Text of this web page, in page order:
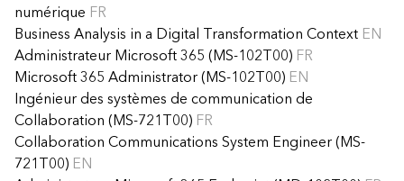
numérique FR
Business Analysis in a Digital Transformation Context EN
Administrateur Microsoft 365 (MS-102T00) FR
Microsoft 365 Administrator (MS-102T00) EN
Ingénieur des systèmes de communication de
Collaboration (MS-721T00) FR
Collaboration Communications System Engineer (MS-
721T00) EN